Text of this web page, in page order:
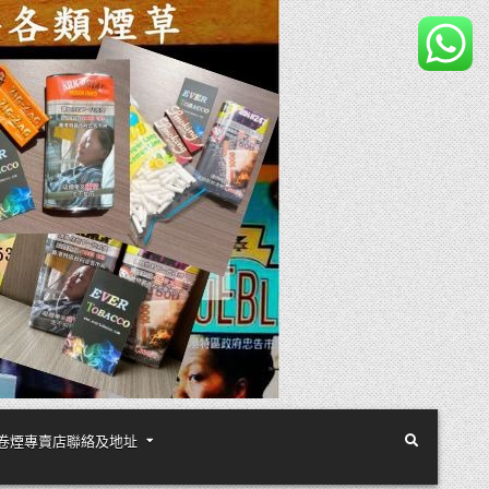
卷煙專賣店聯絡及地址